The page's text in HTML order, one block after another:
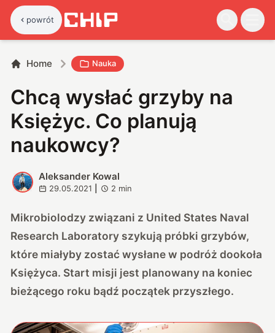
powrót
Home Nauka
Chcą wysłać grzyby na
Księżyc. Co planują
naukowcy?
A
Aleksander Kowal
29.05.2021 2 min
Mikrobiolodzy związani z United States Naval
Research Laboratory szykują próbki grzybów,
które miałyby zostać wysłane w podróż dookoła
Księżyca. Start misji jest planowany na koniec
bieżącego roku bądź początek przyszłego.